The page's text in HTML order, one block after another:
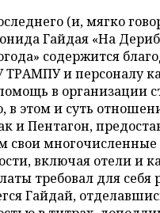
(и, мягко
Гайдая «На
содержится
и персоналу
в организации
в этом и суть
и Пентагон,
свои
включая отели и
требовал для себя
Гайдай,